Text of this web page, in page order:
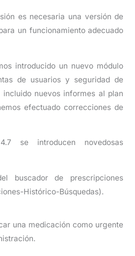
es necesaria una versión de
un funcionamiento adecuado
introducido un nuevo módulo
de usuarios y seguridad de
incluido nuevos informes al plan
efectuado correcciones de
se introducen novedosas
buscador de prescripciones
Histórico-Búsquedas).
una medicación como urgente